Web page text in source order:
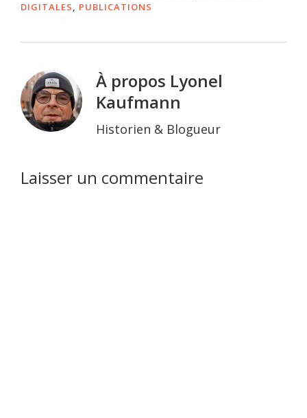
DIGITALES, PUBLICATIONS
À propos Lyonel
Kaufmann
Historien & Blogueur
Interactions
Laisser un commentaire